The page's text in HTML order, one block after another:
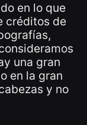
en lo que
créditos de
una gran
en la gran
y no